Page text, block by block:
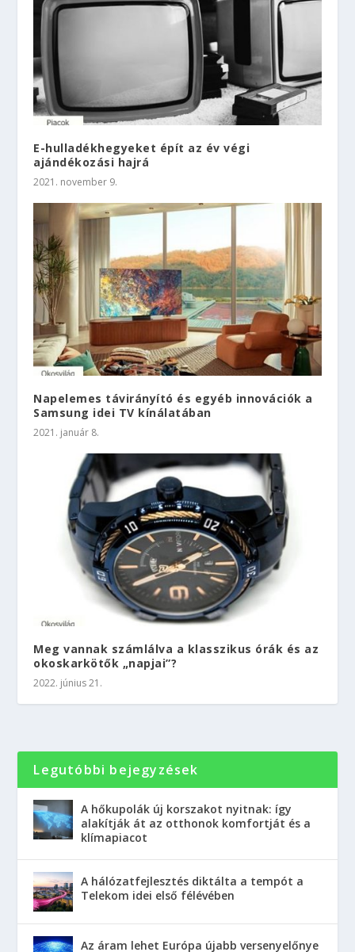
E-hulladékhegyeket épít az év végi
ajándékozási hajrá
2021. november 9.
Napelemes távirányító és egyéb innovációk a
Samsung idei TV kínálatában
2021. január 8.
Meg vannak számlálva a klasszikus órák és az
okoskarkötők „napjai”?
2022. június 21.
Legutóbbi bejegyzések
A hőkupolák új korszakot nyitnak: így
alakítják át az otthonok komfortját és a
klímapiacot
A hálózatfejlesztés diktálta a tempót a
Telekom idei első félévében
Az áram lehet Európa újabb versenyelőnye